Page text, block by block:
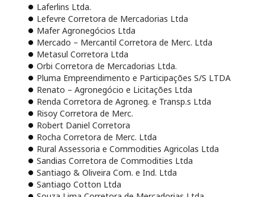
Laferlins Ltda.
Lefevre Corretora de Mercadorias Ltda
Mafer Agronegócios Ltda
Mercado – Mercantil Corretora de Merc. Ltda
Metasul Corretora Ltda
Orbi Corretora de Mercadorias Ltda.
Pluma Empreendimento e Participações S/S LTDA
Renato – Agronegócio e Licitações Ltda
Renda Corretora de Agroneg. e Transp.s Ltda
Risoy Corretora de Merc.
Robert Daniel Corretora
Rocha Corretora de Merc. Ltda
Rural Assessoria e Commodities Agricolas Ltda
Sandias Corretora de Commodities Ltda
Santiago & Oliveira Com. e Ind. Ltda
Santiago Cotton Ltda